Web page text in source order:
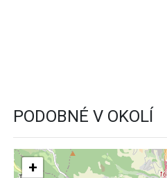
PODOBNÉ V OKOLÍ
+